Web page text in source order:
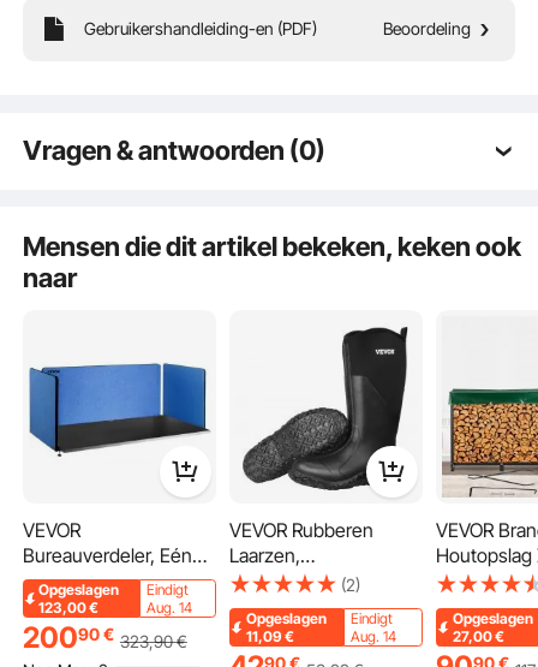
in om onze klanten te voorzien van robuust materieel en gereedschap tegen
ongelooflijk lage prijzen. Tegenwoordig heeft VEVOR markten in meer dan 200
landen bezet met meer dan 10 miljoen wereldwijde leden.
30 dagen gratis retourneren
Gebruikershandleiding-en (PDF) Beoordeling
Vragen & antwoorden (0)
Is het product duurzaam? ...
Mensen die dit artikel bekeken, keken ook
naar
VEVOR
Bureauverdeler, Eén
152x61 cm + Twee
61x61 cm Panelen,
20mm Dik Bureau
Privacypaneel,
Opgeslagen
123,00€
Eindigt
Aug. 14
20090€ 323,90€
VEVOR Rubberen
Laarzen,
Beschermende
Schoenen,
Werkschoenen,
Antislip Laarzen,
(2)
Opgeslagen
11,09€
Eindigt
Aug. 14
VEVOR
Houtopslag
Voeten
Houtopslag
Groot
Opgeslagen
27,00€